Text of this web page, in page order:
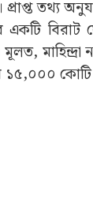
তথ্য
১৫,০০০